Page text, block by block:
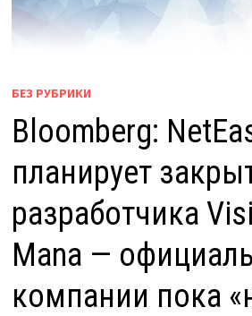
БЕЗ РУБРИКИ
Bloomberg:
планирует
разработчика
Mana —
компании пока